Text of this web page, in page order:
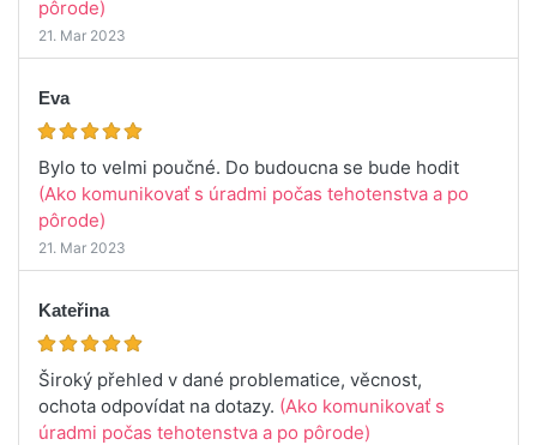
pôrode)
21. Mar 2023
Eva
Bylo to velmi poučné. Do budoucna se bude hodit
(Ako komunikovať s úradmi počas tehotenstva a po
pôrode)
21. Mar 2023
Kateřina
Široký přehled v dané problematice, věcnost,
ochota odpovídat na dotazy. (Ako komunikovať s
úradmi počas tehotenstva a po pôrode)